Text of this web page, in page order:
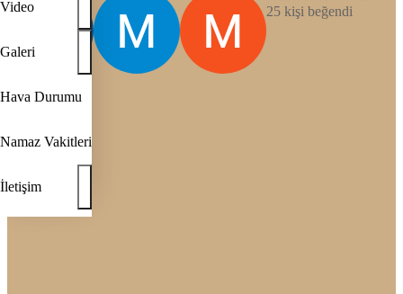
Video
Galeri
Hava Durumu
Namaz Vakitleri
İletişim
25 kişi beğendi
REKLAM